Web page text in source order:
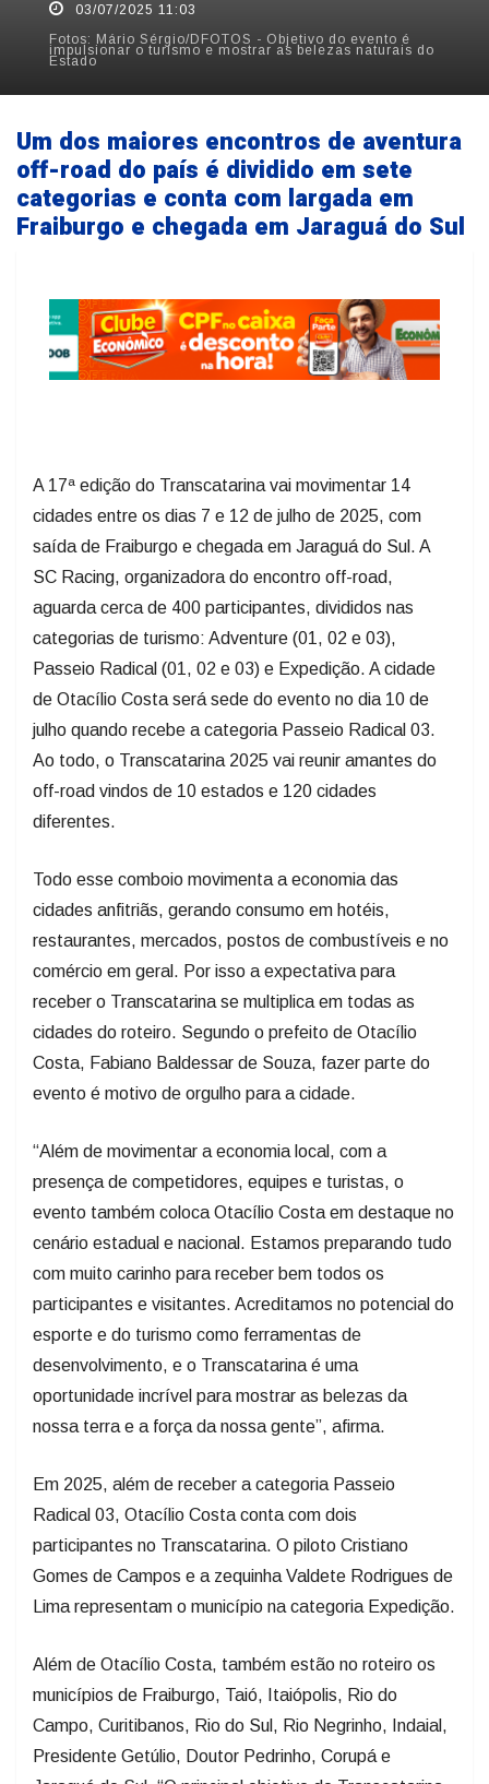
03/07/2025 11:03
Fotos: Mário Sérgio/DFOTOS - Objetivo do evento é
impulsionar o turismo e mostrar as belezas naturais do
Estado
Um dos maiores encontros de aventura
off-road do país é dividido em sete
categorias e conta com largada em
Fraiburgo e chegada em Jaraguá do Sul
A 17ª edição do Transcatarina vai movimentar 14
cidades entre os dias 7 e 12 de julho de 2025, com
saída de Fraiburgo e chegada em Jaraguá do Sul. A
SC Racing, organizadora do encontro off-road,
aguarda cerca de 400 participantes, divididos nas
categorias de turismo: Adventure (01, 02 e 03),
Passeio Radical (01, 02 e 03) e Expedição. A cidade
de Otacílio Costa será sede do evento no dia 10 de
julho quando recebe a categoria Passeio Radical 03.
Ao todo, o Transcatarina 2025 vai reunir amantes do
off-road vindos de 10 estados e 120 cidades
diferentes.
Todo esse comboio movimenta a economia das
cidades anfitriãs, gerando consumo em hotéis,
restaurantes, mercados, postos de combustíveis e no
comércio em geral. Por isso a expectativa para
receber o Transcatarina se multiplica em todas as
cidades do roteiro. Segundo o prefeito de Otacílio
Costa, Fabiano Baldessar de Souza, fazer parte do
evento é motivo de orgulho para a cidade.
“Além de movimentar a economia local, com a
presença de competidores, equipes e turistas, o
evento também coloca Otacílio Costa em destaque no
cenário estadual e nacional. Estamos preparando tudo
com muito carinho para receber bem todos os
participantes e visitantes. Acreditamos no potencial do
esporte e do turismo como ferramentas de
desenvolvimento, e o Transcatarina é uma
oportunidade incrível para mostrar as belezas da
nossa terra e a força da nossa gente”, afirma.
Em 2025, além de receber a categoria Passeio
Radical 03, Otacílio Costa conta com dois
participantes no Transcatarina. O piloto Cristiano
Gomes de Campos e a zequinha Valdete Rodrigues de
Lima representam o município na categoria Expedição.
Além de Otacílio Costa, também estão no roteiro os
municípios de Fraiburgo, Taió, Itaiópolis, Rio do
Campo, Curitibanos, Rio do Sul, Rio Negrinho, Indaial,
Presidente Getúlio, Doutor Pedrinho, Corupá e